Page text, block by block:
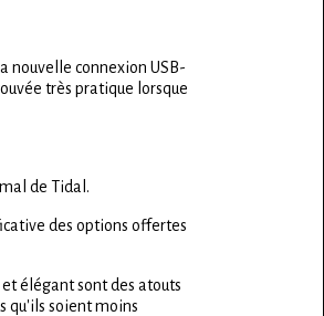
nouvelle connexion USB-
très pratique lorsque
de Tidal.
des options offertes
élégant sont des atouts
qu'ils soient moins